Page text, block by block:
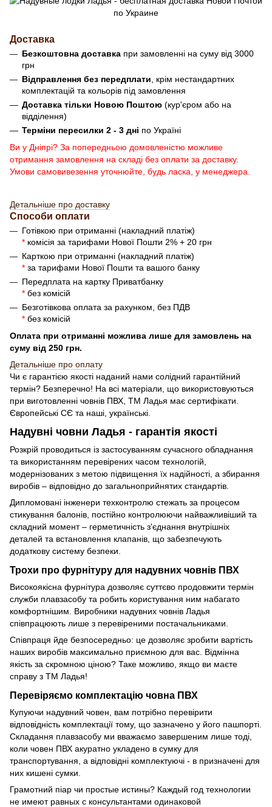
Доставка
Безкоштовна доставка при замовленні на суму від 3000
грн
Відправлення без передплати , крім нестандартних
комплектацій та кольорів під замовлення
Доставка тільки Новою Поштою (кур'єром або на
відділення)
Терміни пересилки 2 - 3 дні по Україні
Ви у Дніпрі? За попередньою домовленістю можливе
отримання замовлення на складі без оплати за доставку.
Умови самовивезення уточнюйте, будь ласка, у менеджера.
Детальніше про доставку
Способи оплати
Готівкою при отриманні (накладний платіж)
* комісія за тарифами Нової Пошти 2% + 20 грн
Карткою при отриманні (накладний платіж)
* за тарифами Нової Пошти та вашого банку
Передплата на картку Приватбанку
* без комісій
Безготівкова оплата за рахунком, без ПДВ
* без комісій
Оплата при отриманні можлива лише для замовлень на
суму від 250 грн.
Детальніше про оплату
Чи є гарантією якості наданий нами солідний гарантійний
термін? Безперечно! На всі матеріали, що використовуються
при виготовленні човнів ПВХ, ТМ Ладья має сертифікати.
Європейські СЄ та наші, українські.
Надувні човни Ладья - гарантія якості
Розкрій проводиться із застосуванням сучасного обладнання
та використанням перевірених часом технологій,
модернізованих з метою підвищення їх надійності, а збирання
виробів – відповідно до загальноприйнятих стандартів.
Дипломовані інженери техконтролю стежать за процесом
стикування балонів, постійно контролюючи найважливіший та
складний момент – герметичність з'єднання внутрішніх
деталей та встановлення клапанів, що забезпечують
додаткову систему безпеки.
Трохи про фурнітуру для надувних човнів ПВХ
Високоякісна фурнітура дозволяє суттєво продовжити термін
служби плавзасобу та робить користування ним набагато
комфортнішим. Виробники надувних човнів Ладья
співпрацюють лише з перевіреними постачальниками.
Співпраця йде безпосередньо: це дозволяє зробити вартість
наших виробів максимально приємною для вас. Відмінна
якість за скромною ціною? Таке можливо, якщо ви маєте
справу з ТМ Ладья!
Перевіряємо комплектацію човна ПВХ
Купуючи надувний човен, вам потрібно перевірити
відповідність комплектації тому, що зазначено у його пашпортi.
Складання плавзасобу ми вважаємо завершеним лише тоді,
коли човен ПВХ акуратно укладено в сумку для
транспортування, а відповідні комплектуючі - в призначені для
них кишені сумки.
Грамотний піар чи простые истины? Каждый год технологии
не имеют равных с консультантами одинаковой